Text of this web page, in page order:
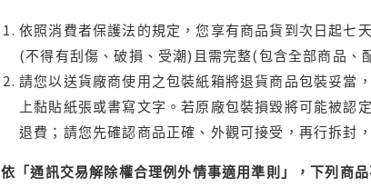
依照消費者保護法的規定，您享有商品貨到次日起七
(不得有刮傷、破損、受潮)且需完整(包含全部商品、
請您以送貨廠商使用之包裝紙箱將退貨商品包裝妥當
上黏貼紙張或書寫文字。若原廠包裝損毀將可能被
退費；請您先確認商品正確、外觀可接受，再行拆封
依「通訊交易解除權合理例外情事適用準則」，下列商